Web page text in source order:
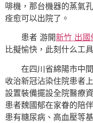
啡機，那台機器的蒸氣
痊愈可以出院了。
患者 游開新竹 出國
比擬愉快，此刻什么工
在四川省綿陽市中
收治新冠沾染住院患者
設置裝備擺設全院醫療
患者魏國郁在家眷的陪
患有糖尿病、高血壓等